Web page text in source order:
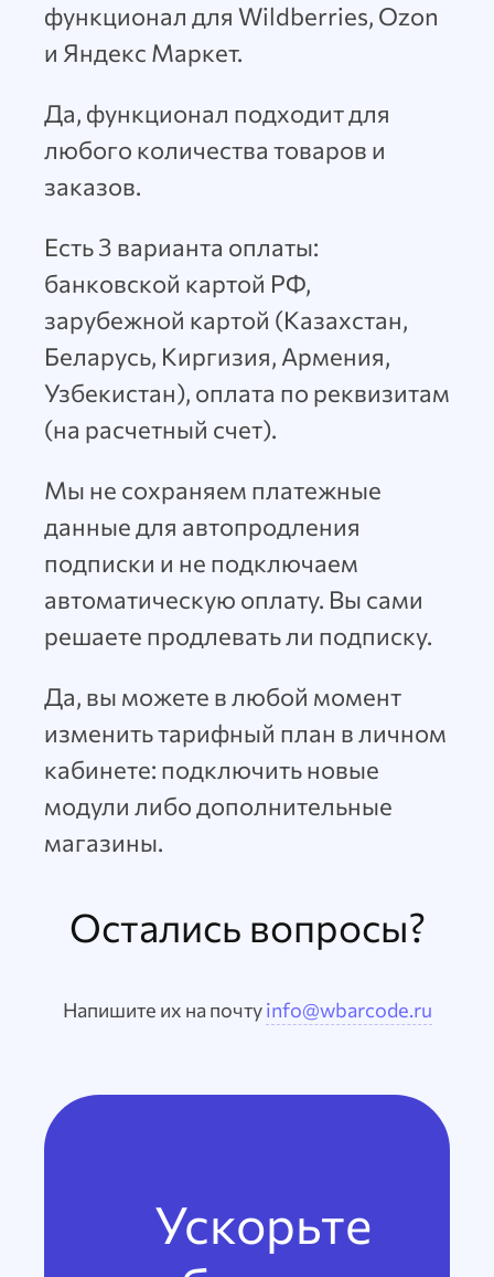
функционал для Wildberries, Ozon
и Яндекс Маркет.
Да, функционал подходит для
любого количества товаров и
заказов.
Есть 3 варианта оплаты:
банковской картой РФ,
зарубежной картой (Казахстан,
Беларусь, Киргизия, Армения,
Узбекистан), оплата по реквизитам
(на расчетный счет).
Мы не сохраняем платежные
данные для автопродления
подписки и не подключаем
автоматическую оплату. Вы сами
решаете продлевать ли подписку.
Да, вы можете в любой момент
изменить тарифный план в личном
кабинете: подключить новые
модули либо дополнительные
магазины.
Остались вопросы?
Напишите их на почтуinfo@wbarcode.ru
Ускорьте